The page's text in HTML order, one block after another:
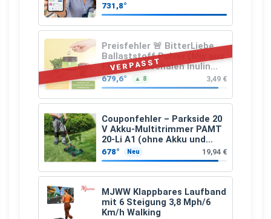
den gesamten Einkauf ab 2
€
731,8°
VERPASST
Preisfehler 🚨 BitterLiebe
Ballaststoff Pulver (Mix aus
Flohsamenschalen Inulin
(Präbiotika) Leinsamen &
Apfelfaser)
679,6° ▲ 8 3,49 €
Couponfehler – Parkside 20
V Akku-Multitrimmer PAMT
20-Li A1 (ohne Akku und
Ladegerät)
678° Neu 19,94 €
MJWW Klappbares Laufband
mit 6 Steigung 3,8 Mph/6
Km/h Walking